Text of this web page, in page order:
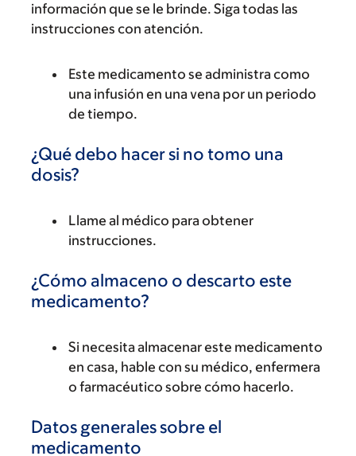
información que se le brinde. Siga todas las
instrucciones con atención.
Este medicamento se administra como
una infusión en una vena por un periodo
de tiempo.
¿Qué debo hacer si no tomo una
dosis?
Llame al médico para obtener
instrucciones.
¿Cómo almaceno o descarto este
medicamento?
Si necesita almacenar este medicamento
en casa, hable con su médico, enfermera
o farmacéutico sobre cómo hacerlo.
Datos generales sobre el
medicamento